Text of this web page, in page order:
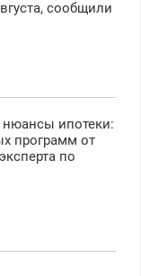
сообщили
ипотеки:
программ от
по